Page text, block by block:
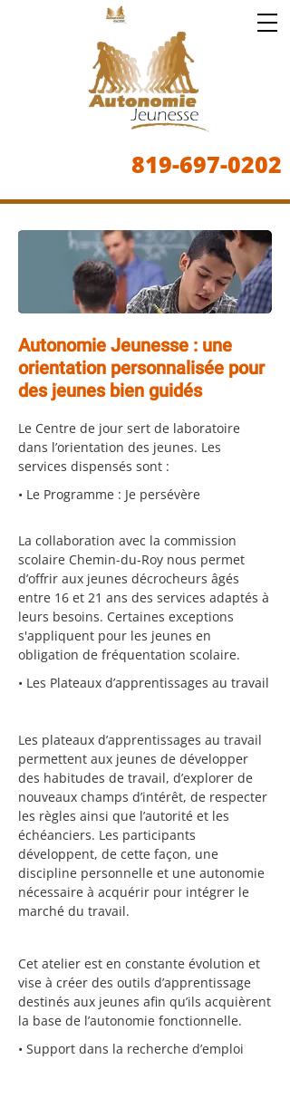
819-697-0202
Autonomie Jeunesse : une
orientation personnalisée pour
des jeunes bien guidés
Le Centre de jour sert de laboratoire
dans l’orientation des jeunes. Les
services dispensés sont :
• Le Programme : Je persévère
La collaboration avec la commission
scolaire Chemin-du-Roy nous permet
d’offrir aux jeunes décrocheurs âgés
entre 16 et 21 ans des services adaptés à
leurs besoins. Certaines exceptions
s'appliquent pour les jeunes en
obligation de fréquentation scolaire.
• Les Plateaux d’apprentissages au travail
Les plateaux d’apprentissages au travail
permettent aux jeunes de développer
des habitudes de travail, d’explorer de
nouveaux champs d’intérêt, de respecter
les règles ainsi que l’autorité et les
échéanciers. Les participants
développent, de cette façon, une
discipline personnelle et une autonomie
nécessaire à acquérir pour intégrer le
marché du travail.
Cet atelier est en constante évolution et
vise à créer des outils d’apprentissage
destinés aux jeunes afin qu’ils acquièrent
la base de l’autonomie fonctionnelle.
• Support dans la recherche d’emploi